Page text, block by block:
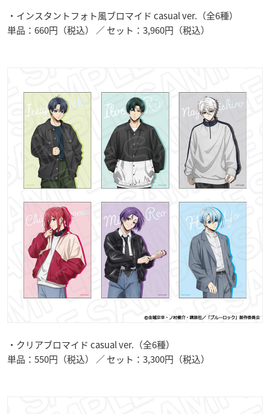
・インスタントフォト風ブロマイド casual ver.（全6種）
単品：660円（税込） ／ セット：3,960円（税込）
・クリアブロマイド casual ver.（全6種）
単品：550円（税込） ／ セット：3,300円（税込）